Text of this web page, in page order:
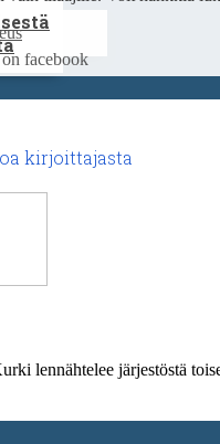
kirjoittajasta
lennähtelee järjestöstä